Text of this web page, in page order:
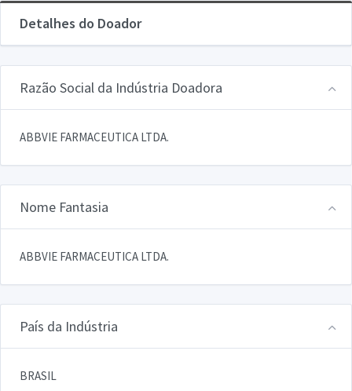
Detalhes do Doador
Razão Social da Indústria Doadora
ABBVIE FARMACEUTICA LTDA.
Nome Fantasia
ABBVIE FARMACEUTICA LTDA.
País da Indústria
BRASIL